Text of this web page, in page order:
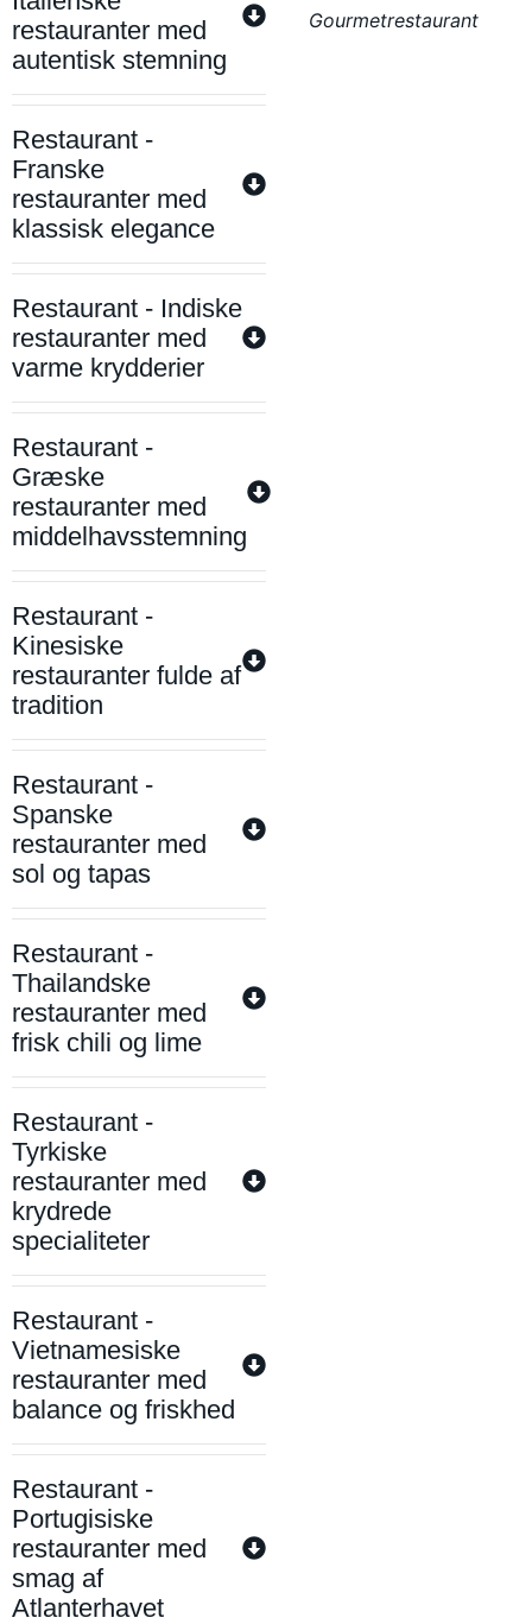
restauranter med
autentisk stemning
Restaurant -
Franske
restauranter med
klassisk elegance
Restaurant - Indiske
restauranter med
varme krydderier
Restaurant -
Græske
restauranter med
middelhavsstemning
Restaurant -
Kinesiske
restauranter fulde af
tradition
Restaurant -
Spanske
restauranter med
sol og tapas
Restaurant -
Thailandske
restauranter med
frisk chili og lime
Restaurant -
Tyrkiske
restauranter med
krydrede
specialiteter
Restaurant -
Vietnamesiske
restauranter med
balance og friskhed
Restaurant -
Portugisiske
restauranter med
smag af
Atlanterhavet
Gourmetrestaurant